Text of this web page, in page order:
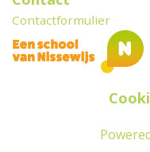
Contactformulier